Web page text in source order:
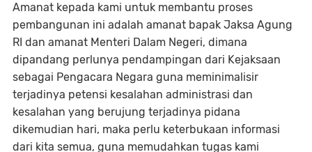
Amanat kepada kami untuk membantu proses
pembangunan ini adalah amanat bapak Jaksa Agung
RI dan amanat Menteri Dalam Negeri, dimana
dipandang perlunya pendampingan dari Kejaksaan
sebagai Pengacara Negara guna meminimalisir
terjadinya petensi kesalahan administrasi dan
kesalahan yang berujung terjadinya pidana
dikemudian hari, maka perlu keterbukaan informasi
dari kita semua, guna memudahkan tugas kami